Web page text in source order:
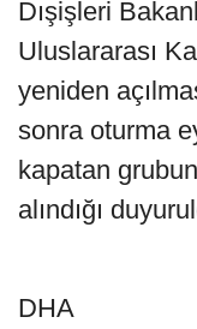
Dışişleri
Uluslararası
yeniden
sonra oturma
kapatan
alındığı
DHA